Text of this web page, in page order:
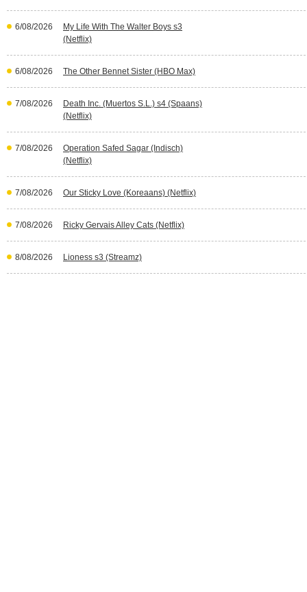
6/08/2026
My Life With The Walter Boys s3
(Netflix)
6/08/2026 The Other Bennet Sister (HBO Max)
7/08/2026
Death Inc. (Muertos S.L.) s4 (Spaans)
(Netflix)
7/08/2026
Operation Safed Sagar (Indisch)
(Netflix)
7/08/2026 Our Sticky Love (Koreaans) (Netflix)
7/08/2026 Ricky Gervais Alley Cats (Netflix)
8/08/2026 Lioness s3 (Streamz)